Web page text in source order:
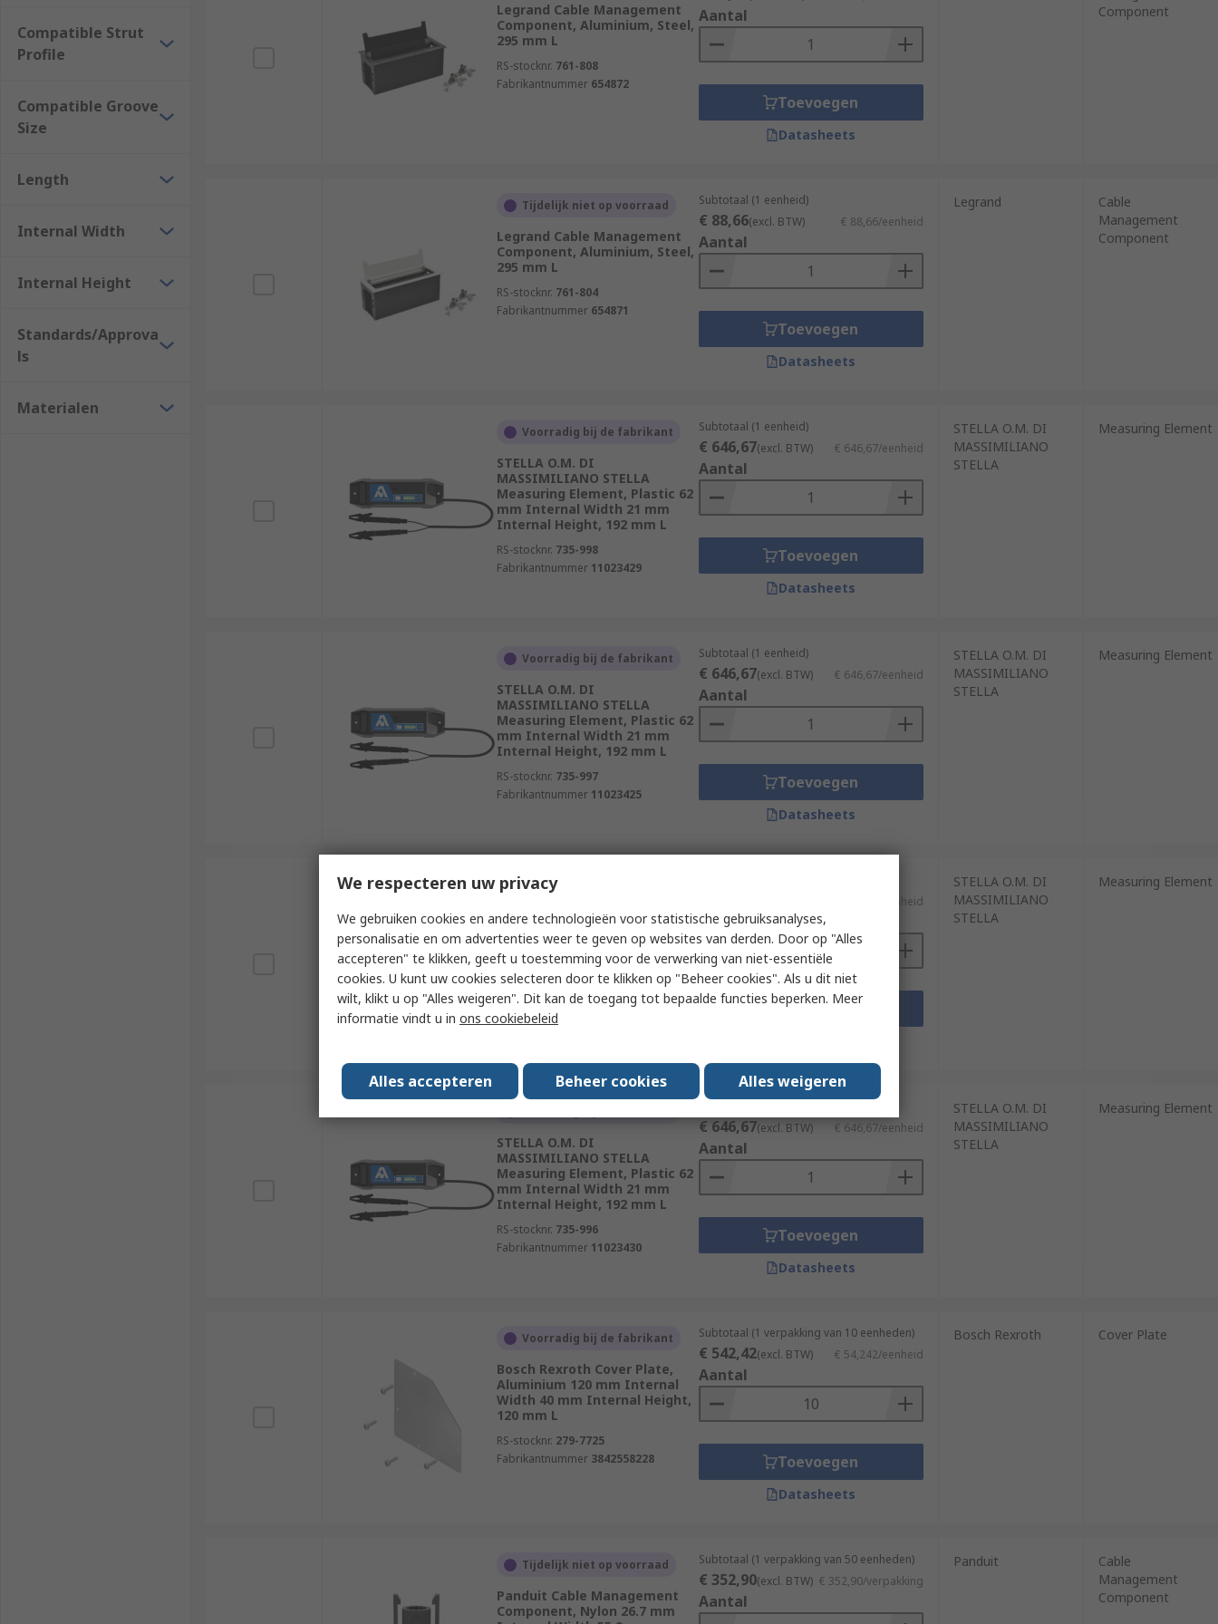
Compatible Strut
Profile
Compatible Groove
Size
Length
Internal Width
Internal Height
Standards/Approva
ls
Materialen
Legrand Cable Management
Component, Aluminium, Steel,
295 mm L
RS-stocknr. 761-808
Fabrikantnummer 654872
Aantal
Toevoegen
Datasheets
Component
Tijdelijk niet op voorraad
Legrand Cable Management
Component, Aluminium, Steel,
295 mm L
RS-stocknr. 761-804
Fabrikantnummer 654871
Subtotaal (1 eenheid)
€ 88,66(excl. BTW) € 88,66/eenheid
Aantal
Toevoegen
Datasheets
Legrand
Cable
Management
Component
Voorradig bij de fabrikant
STELLA O.M. DI
MASSIMILIANO STELLA
Measuring Element, Plastic 62
mm Internal Width 21 mm
Internal Height, 192 mm L
RS-stocknr. 735-998
Fabrikantnummer 11023429
Subtotaal (1 eenheid)
€ 646,67(excl. BTW) € 646,67/eenheid
Aantal
Toevoegen
Datasheets
STELLA O.M. DI
MASSIMILIANO
STELLA
Measuring Element
Voorradig bij de fabrikant
STELLA O.M. DI
MASSIMILIANO STELLA
Measuring Element, Plastic 62
mm Internal Width 21 mm
Internal Height, 192 mm L
RS-stocknr. 735-997
Fabrikantnummer 11023425
Subtotaal (1 eenheid)
€ 646,67(excl. BTW) € 646,67/eenheid
Aantal
Toevoegen
Datasheets
STELLA O.M. DI
MASSIMILIANO
STELLA
Measuring Element
Voorradig bij de fabrikant
STELLA O.M. DI
MASSIMILIANO STELLA
Measuring Element, Plastic 62
mm Internal Width 21 mm
Internal Height, 192 mm L
RS-stocknr.735-999
Fabrikantnummer
€ 646,67/eenheid
Aantal
Toevoegen
STELLA O.M. DI
MASSIMILIANO
STELLA
Measuring Element
STELLA O.M. DI
MASSIMILIANO STELLA
Measuring Element, Plastic 62
mm Internal Width 21 mm
Internal Height, 192 mm L
RS-stocknr. 735-996
Fabrikantnummer 11023430
€ 646,67(excl. BTW) € 646,67/eenheid
Aantal
Toevoegen
Datasheets
STELLA O.M. DI
MASSIMILIANO
STELLA
Measuring Element
Voorradig bij de fabrikant
Bosch Rexroth Cover Plate,
Aluminium 120 mm Internal
Width 40 mm Internal Height,
120 mm L
RS-stocknr. 279-7725
Fabrikantnummer 3842558228
Subtotaal (1 verpakking van 10 eenheden)
€ 542,42(excl. BTW) € 54,242/eenheid
Aantal
Toevoegen
Datasheets
Bosch Rexroth Cover Plate
Tijdelijk niet op voorraad
Panduit Cable Management
Component, Nylon 26.7 mm
Subtotaal (1 verpakking van 50 eenheden)
€ 352,90(excl. BTW) € 352,90/verpakking
Aantal
Panduit
Cable
Management
Component
We respecteren uw privacy
We gebruiken cookies en andere technologieën voor statistische gebruiksanalyses,
personalisatie en om advertenties weer te geven op websites van derden. Door op "Alles
accepteren" te klikken, geeft u toestemming voor de verwerking van niet-essentiële
cookies. U kunt uw cookies selecteren door te klikken op "Beheer cookies". Als u dit niet
wilt, klikt u op "Alles weigeren". Dit kan de toegang tot bepaalde functies beperken. Meer
informatie vindt u in ons cookiebeleid
Alles accepteren Beheer cookies Alles weigeren